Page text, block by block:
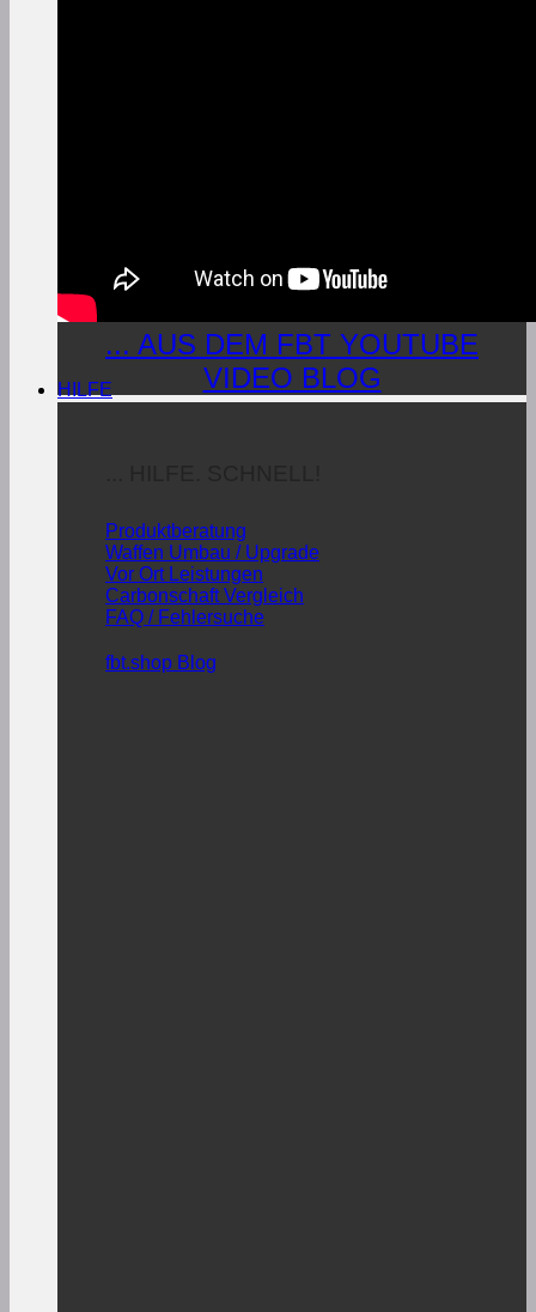
... AUS DEM FBT YOUTUBE
VIDEO BLOG
HILFE
Produktberatung
Waffen Umbau / Upgrade
Vor Ort Leistungen
Carbonschaft Vergleich
FAQ / Fehlersuche
fbt.shop Blog